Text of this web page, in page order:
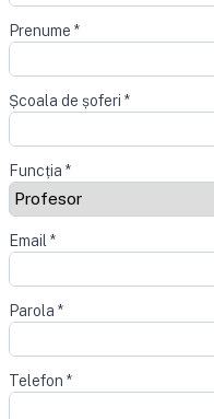
Prenume *
Școala de șoferi *
Funcția *
Email *
Parola *
Telefon *